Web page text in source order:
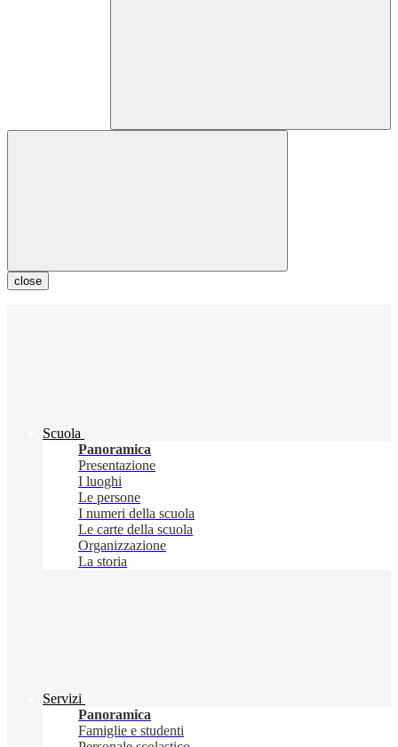
close
Scuola
Panoramica
Presentazione
I luoghi
Le persone
I numeri della scuola
Le carte della scuola
Organizzazione
La storia
Servizi
Panoramica
Famiglie e studenti